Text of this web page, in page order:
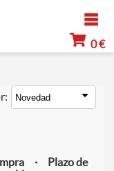
0 €
· Plazo de